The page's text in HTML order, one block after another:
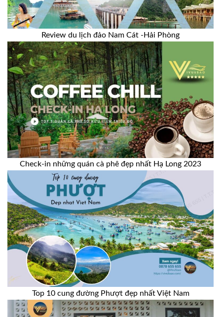
Review du lịch đảo Nam Cát -Hải Phòng
Check-in những quán cà phê đẹp nhất Hạ Long 2023
Top 10 cung đường Phượt đẹp nhất Việt Nam